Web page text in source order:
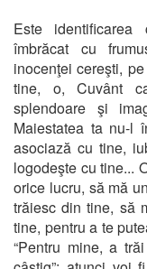
Este identificarea
îmbrăcat cu
inocenţei cereşti,
tine, o, Cuvânt
splendoare şi
Maiestatea ta nu-l
asociază cu tine,
logodeşte cu tine...
orice lucru, să mă
trăiesc din tine, să
tine, pentru a te
“Pentru mine, a